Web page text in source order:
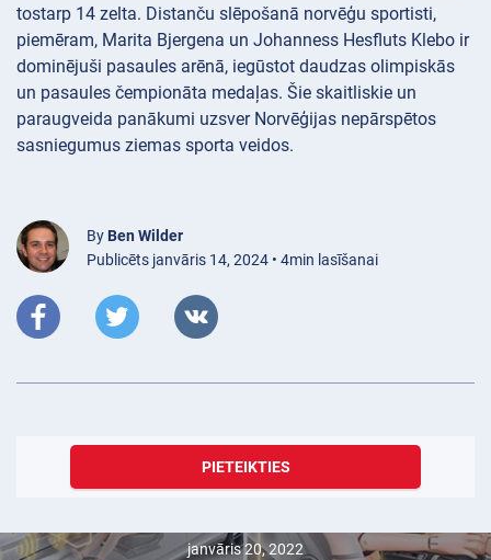
tostarp 14 zelta. Distanču slēpošanā norvēģu sportisti,
piemēram, Marita Bjergena un Johanness Hesfluts Klebo ir
dominējuši pasaules arēnā, iegūstot daudzas olimpiskās
un pasaules čempionāta medaļas. Šie skaitliskie un
paraugveida panākumi uzsver Norvēģijas nepārspētos
sasniegumus ziemas sporta veidos.
By Ben Wilder
Publicēts janvāris 14, 2024 • 4min lasīšanai
PIETEIKTIES
janvāris 20, 2022